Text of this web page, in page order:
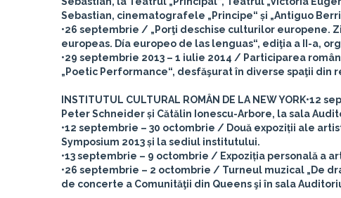
Sebastian, cinematografele „Principe“ și „Antiguo
•26 septembrie / „Porţi deschise culturilor europene.
europeas. Día europeo de las lenguas“, ediţia a II-a,
•29 septembrie 2013 – 1 iulie 2014 / Participarea
„Poetic Performance“, desfăşurat în diverse spaţii din
INSTITUTUL CULTURAL ROMÂN DE LA NEW YORK•12
Peter Schneider și Cătălin Ionescu-Arbore, la sala
•12 septembrie – 30 octombrie / Două expoziții ale
Symposium 2013 și la sediul institutului.
•13 septembrie – 9 octombrie / Expoziția personală a
•26 septembrie – 2 octombrie / Turneul muzical „De
de concerte a Comunităţii din Queens şi în sala